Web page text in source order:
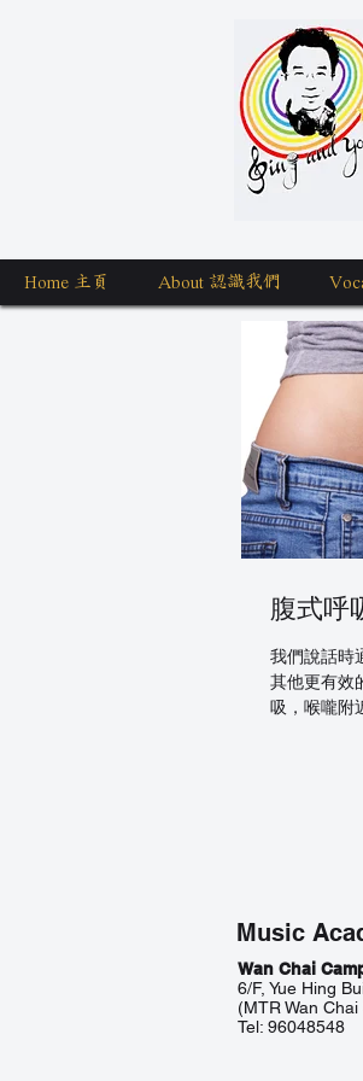
Home 主頁 About 認識我們
腹式呼
我們說話時
其他更有效
吸，喉嚨附
Wan Chai
6/F, Yue Hing
(MTR Wan
Tel: 96048548
Music